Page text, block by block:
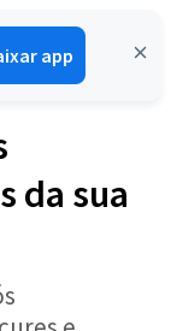
app
Entrar
da sua